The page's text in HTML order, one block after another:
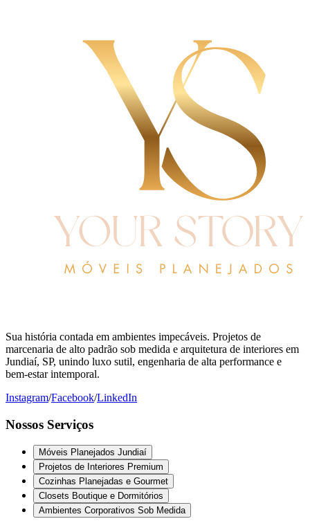
Sua história contada em ambientes impecáveis. Projetos de
marcenaria de alto padrão sob medida e arquitetura de interiores em
Jundiaí, SP, unindo luxo sutil, engenharia de alta performance e
bem-estar intemporal.
Instagram/Facebook/LinkedIn
Nossos Serviços
Móveis Planejados Jundiaí
Projetos de Interiores Premium
Cozinhas Planejadas e Gourmet
Closets Boutique e Dormitórios
Ambientes Corporativos Sob Medida